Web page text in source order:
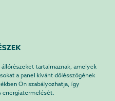
tartalmaznak, amelyek
a panel kívánt dőlésszögének
Ön szabályozhatja, így
energiatermelését.